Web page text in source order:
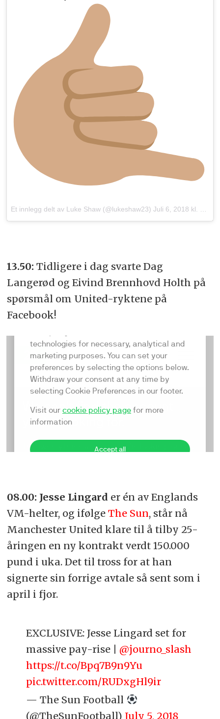
Et innlegg delt av Luke Shaw (@lukeshaw23)Juli 6, 2018 kl. 3:16 PDT
13.50: Tidligere i dag svarte Dag
Langerød og Eivind Brennhovd Holth på
spørsmål om United-ryktene på
Facebook!
08.00: Jesse Lingard er én av Englands
VM-helter, og ifølge The Sun, står nå
Manchester United klare til å tilby 25-
åringen en ny kontrakt verdt 150.000
pund i uka. Det til tross for at han
signerte sin forrige avtale så sent som i
april i fjor.
EXCLUSIVE: Jesse Lingard set for
massive pay-rise | @journo_slash
https://t.co/Bpq7B9n9Yu
pic.twitter.com/RUDxgHl9ir
— The Sun Football
(@TheSunFootball) July 5, 2018